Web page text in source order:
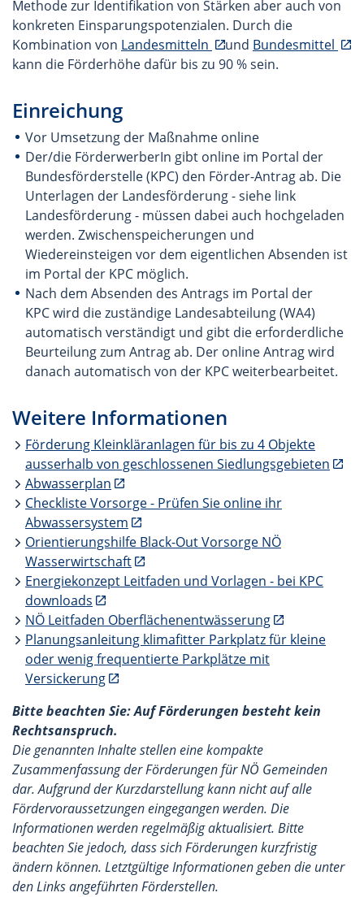
Methode zur Identifikation von Stärken aber auch von
konkreten Einsparungspotenzialen. Durch die
Kombination von Landesmitteln und Bundesmittel
kann die Förderhöhe dafür bis zu 90 % sein.
Einreichung
Vor Umsetzung der Maßnahme online
Der/die FörderwerberIn gibt online im Portal der
Bundesförderstelle (KPC) den Förder-Antrag ab. Die
Unterlagen der Landesförderung - siehe link
Landesförderung - müssen dabei auch hochgeladen
werden. Zwischenspeicherungen und
Wiedereinsteigen vor dem eigentlichen Absenden ist
im Portal der KPC möglich.
Nach dem Absenden des Antrags im Portal der
KPC wird die zuständige Landesabteilung (WA4)
automatisch verständigt und gibt die erforderdliche
Beurteilung zum Antrag ab. Der online Antrag wird
danach automatisch von der KPC weiterbearbeitet.
Weitere Informationen
Förderung Kleinkläranlagen für bis zu 4 Objekte
ausserhalb von geschlossenen Siedlungsgebieten
Abwasserplan
Checkliste Vorsorge - Prüfen Sie online ihr
Abwassersystem
Orientierungshilfe Black-Out Vorsorge NÖ
Wasserwirtschaft
Energiekonzept Leitfaden und Vorlagen - bei KPC
downloads
NÖ Leitfaden Oberflächenentwässerung
Planungsanleitung klimafitter Parkplatz für kleine
oder wenig frequentierte Parkplätze mit
Versickerung
Bitte beachten Sie: Auf Förderungen besteht kein
Rechtsanspruch.
Die genannten Inhalte stellen eine kompakte
Zusammenfassung der Förderungen für NÖ Gemeinden
dar. Aufgrund der Kurzdarstellung kann nicht auf alle
Fördervoraussetzungen eingegangen werden. Die
Informationen werden regelmäßig aktualisiert. Bitte
beachten Sie jedoch, dass sich Förderungen kurzfristig
ändern können. Letztgültige Informationen geben die unter
den Links angeführten Förderstellen.